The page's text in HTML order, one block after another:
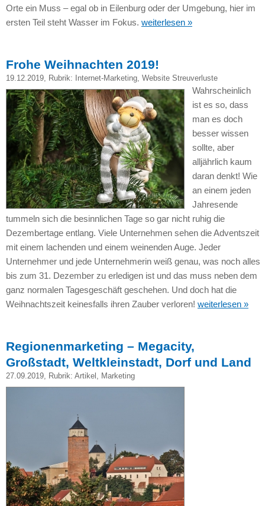
Orte ein Muss – egal ob in Eilenburg oder der Umgebung, hier im
ersten Teil steht Wasser im Fokus. weiterlesen »
Frohe Weihnachten 2019!
19.12.2019, Rubrik: Internet-Marketing, Website Streuverluste
Wahrscheinlich
ist es so, dass
man es doch
besser wissen
sollte, aber
alljährlich kaum
daran denkt! Wie
an einem jeden
Jahresende
tummeln sich die besinnlichen Tage so gar nicht ruhig die
Dezembertage entlang. Viele Unternehmen sehen die Adventszeit
mit einem lachenden und einem weinenden Auge. Jeder
Unternehmer und jede Unternehmerin weiß genau, was noch alles
bis zum 31. Dezember zu erledigen ist und das muss neben dem
ganz normalen Tagesgeschäft geschehen. Und doch hat die
Weihnachtszeit keinesfalls ihren Zauber verloren! weiterlesen »
Regionenmarketing – Megacity,
Großstadt, Weltkleinstadt, Dorf und Land
27.09.2019, Rubrik: Artikel Marketing